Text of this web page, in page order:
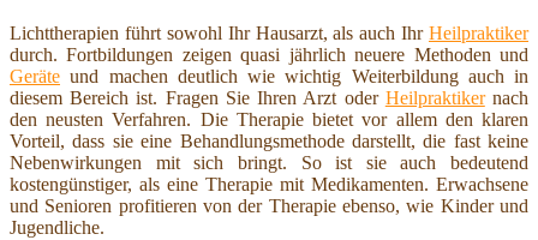
Lichttherapien führt sowohl Ihr Hausarzt, als auch Ihr Heilpraktiker
durch. Fortbildungen zeigen quasi jährlich neuere Methoden und
Geräte und machen deutlich wie wichtig Weiterbildung auch in
diesem Bereich ist. Fragen Sie Ihren Arzt oder Heilpraktikernach
den neusten Verfahren. Die Therapie bietet vor allem den klaren
Vorteil, dass sie eine Behandlungsmethode darstellt, die fast keine
Nebenwirkungen mit sich bringt. So ist sie auch bedeutend
kostengünstiger, als eine Therapie mit Medikamenten. Erwachsene
und Senioren profitieren von der Therapie ebenso, wie Kinder und
Jugendliche.